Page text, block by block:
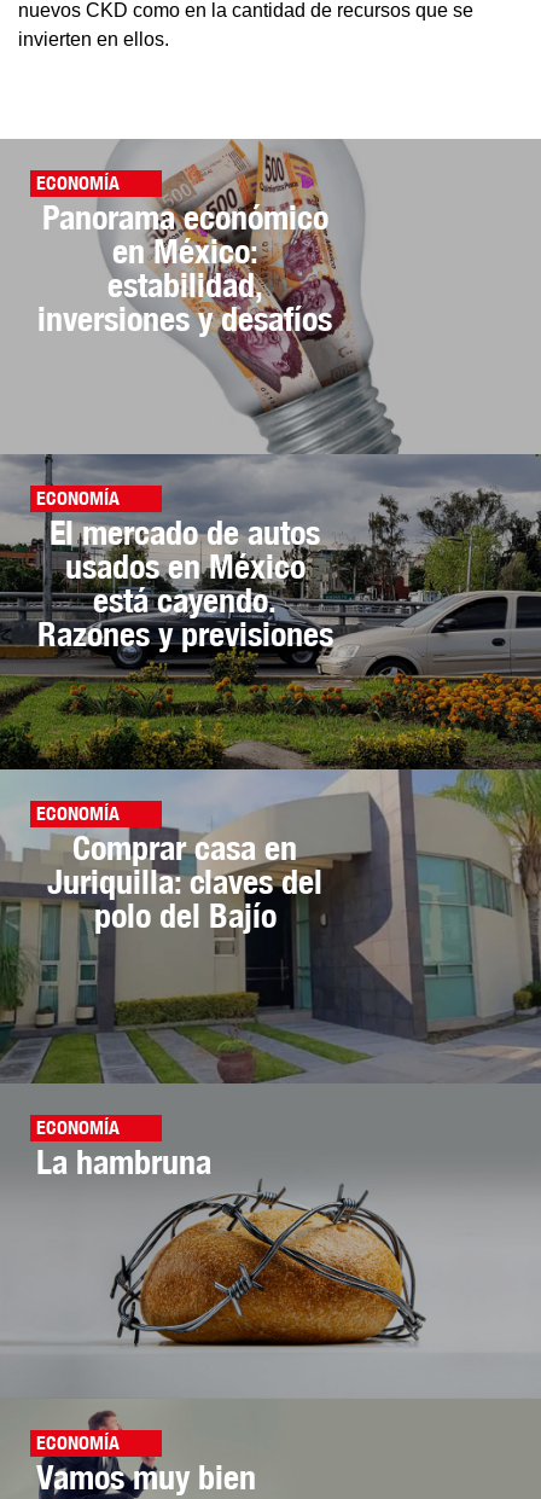
nuevos CKD como en la cantidad de recursos que se
invierten en ellos.
ECONOMÍA
Panorama económico
en México:
estabilidad,
inversiones y desafíos
ECONOMÍA
El mercado de autos
usados en México
está cayendo.
Razones y previsiones
ECONOMÍA
Comprar casa en
Juriquilla: claves del
polo del Bajío
ECONOMÍA
La hambruna
ECONOMÍA
Vamos muy bien